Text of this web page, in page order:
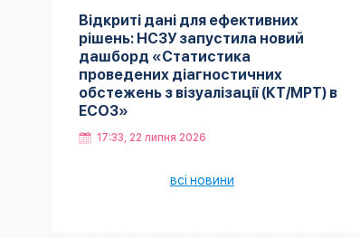
Відкриті дані для ефективних
рішень: НСЗУ запустила новий
дашборд «Статистика
проведених діагностичних
обстежень з візуалізації (КТ/МРТ) в
ЕСОЗ»
17:33, 22 липня 2026
всі новини